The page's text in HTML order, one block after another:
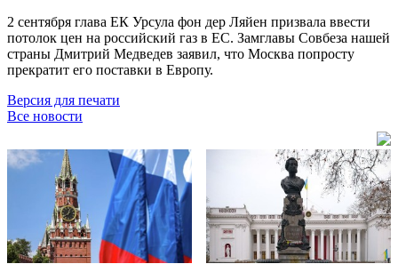
2 сентября глава ЕК Урсула фон дер Ляйен призвала ввести
потолок цен на российский газ в ЕС. Замглавы Совбеза нашей
страны Дмитрий Медведев заявил, что Москва попросту
прекратит его поставки в Европу.
Версия для печати
Все новости